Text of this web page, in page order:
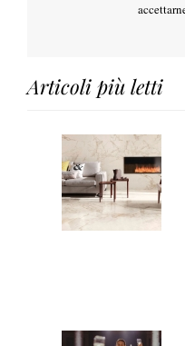
Articoli più letti